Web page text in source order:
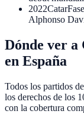
2022Catar
Alphonso
Dónde ver a
en España
Todos los partidos
los derechos de los
con la cobertura